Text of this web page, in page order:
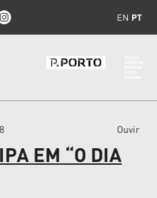
EN PT
Ouvir
EM “O DIA